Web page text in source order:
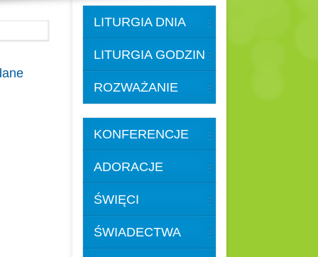
LITURGIA DNIA
LITURGIA GODZIN
ROZWAŻANIE
KONFERENCJE
ADORACJE
ŚWIĘCI
ŚWIADECTWA